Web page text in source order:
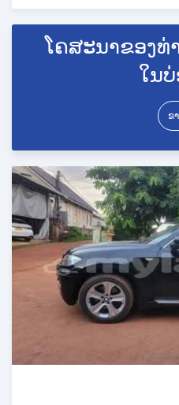
ໂພດ 23 ມື້ ກ່ອນ ໜ້າ ນີ້
ໂຄສະນາຂອງທ່
ໃນ
ຂ